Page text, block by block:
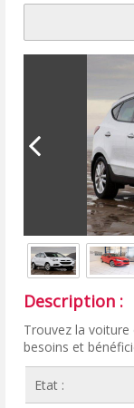
Description :
Trouvez la
besoins et
Etat :